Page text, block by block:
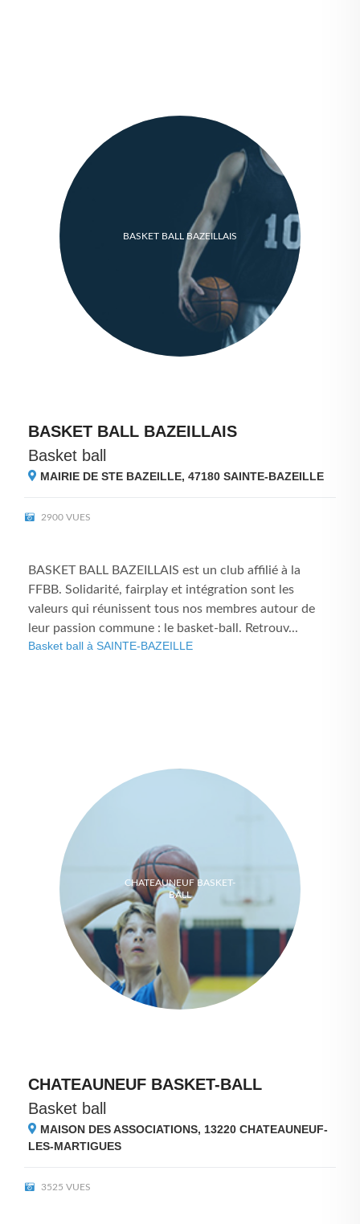
BASKET BALL BAZEILLAIS
BASKET BALL BAZEILLAIS
Basket ball
MAIRIE DE STE BAZEILLE, 47180 SAINTE-BAZEILLE
2900 VUES
BASKET BALL BAZEILLAIS est un club affilié à la
FFBB. Solidarité, fairplay et intégration sont les
valeurs qui réunissent tous nos membres autour de
leur passion commune : le basket-ball. Retrouv...
Basket ball à SAINTE-BAZEILLE
CHATEAUNEUF BASKET-
BALL
CHATEAUNEUF BASKET-BALL
Basket ball
MAISON DES ASSOCIATIONS, 13220 CHATEAUNEUF-
LES-MARTIGUES
3525 VUES